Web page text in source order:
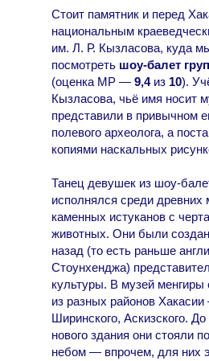
Стоит памятник и перед
национальным
им. Л. Р. Кызласова, куда
посмотреть шоу-балет
(оценка МР — 9,4из 10).
Кызласова, чьё имя носит
представили в привычном
полевого археолога, а
копиями наскальных
Танец девушек из шоу-
исполнялся среди древних
каменных истуканов с
животных. Они были
назад (то есть раньше
Стоунхенджа)
культуры. В музей менгиры
из разных районов
Ширинского, Аскизского. До
нового здания они стояли
небом — впрочем, для них